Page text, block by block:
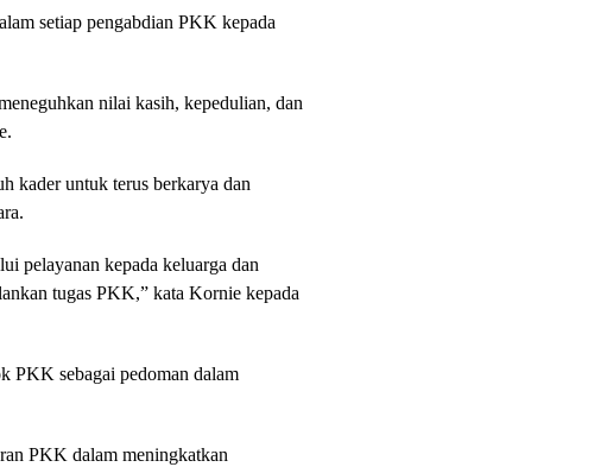
setiap pengabdian PKK kepada
nilai kasih, kepedulian, dan
kader untuk terus berkarya dan
pelayanan kepada keluarga dan
tugas PKK,” kata Kornie kepada
PKK sebagai pedoman dalam
PKK dalam meningkatkan